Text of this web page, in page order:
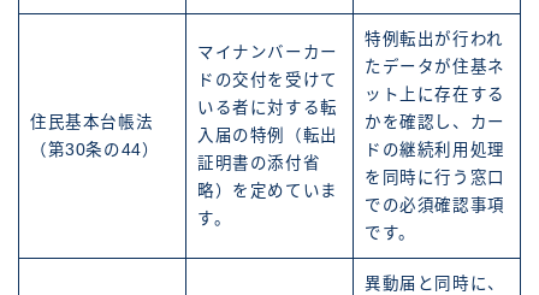
住民基本台帳法
（第30条の44）
マイナンバーカー
ドの交付を受けて
いる者に対する転
入届の特例（転出
証明書の添付省
略）を定めていま
す。
特例転出が行われ
たデータが住基ネ
ット上に存在する
かを確認し、カー
ドの継続利用処理
を同時に行う窓口
での必須確認事項
です。
異動届と同時に、